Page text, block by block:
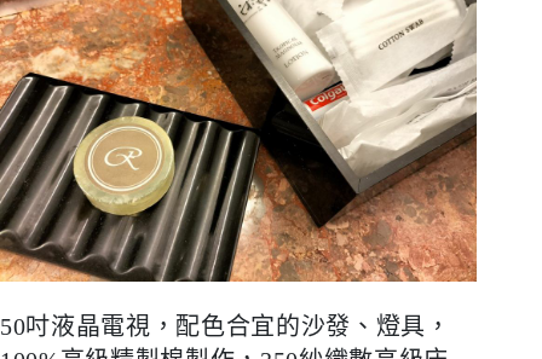
50吋液晶電視，配色合宜的沙發、燈具，